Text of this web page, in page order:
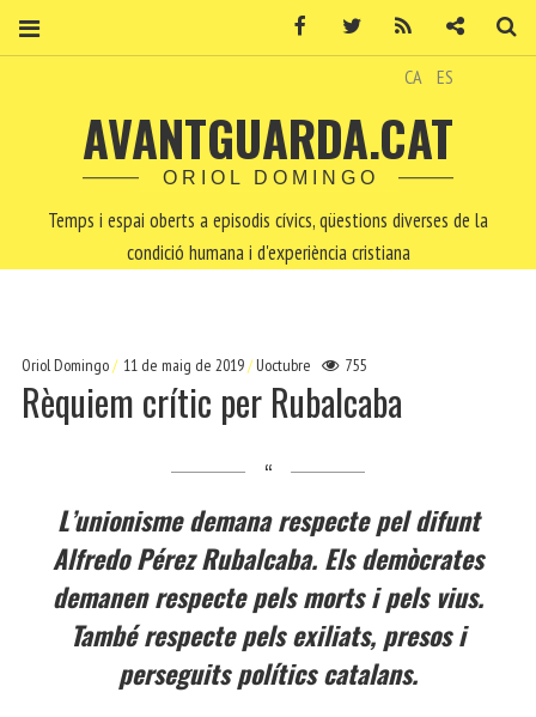
CA ES
AVANTGUARDA.CAT
ORIOL DOMINGO
Temps i espai oberts a episodis cívics, qüestions diverses de la
condició humana i d'experiència cristiana
Oriol Domingo 11 de maig de 2019 Uoctubre 755
Rèquiem crític per Rubalcaba
L’unionisme demana respecte pel difunt
Alfredo Pérez Rubalcaba. Els demòcrates
demanen respecte pels morts i pels vius.
També respecte pels exiliats, presos i
perseguits polítics catalans.
Facebook Twitter Contacte